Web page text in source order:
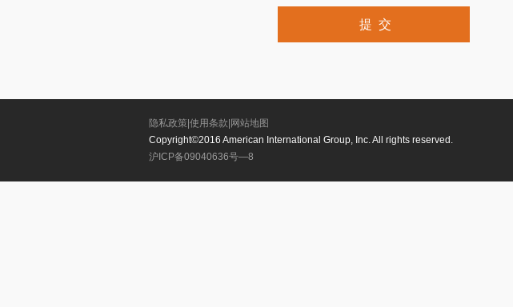
隐私政策| 使用条款| 网站地图
Copyright©2016 American International Group, Inc. All rights reserved.
沪ICP备09040636号—8